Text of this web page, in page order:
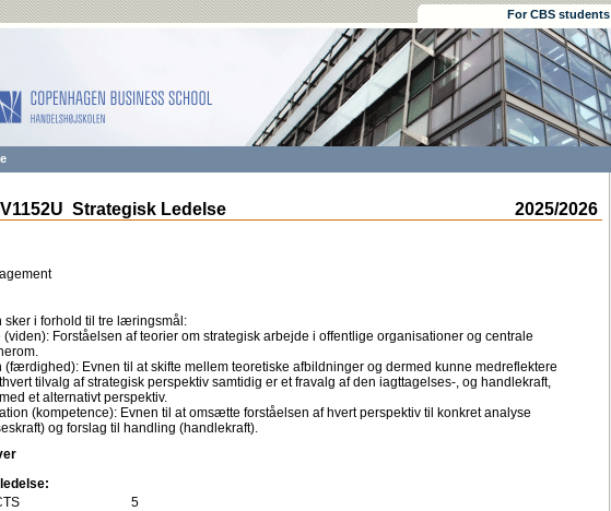
For CBS students
2025/2026
Strategisk Ledelse
sker i forhold til tre læringsmål:
(viden): Forståelsen af teorier om strategisk arbejde i offentlige organisationer og centrale
(færdighed): Evnen til at skifte mellem teoretiske afbildninger og dermed kunne medreflektere
tilvalg af strategisk perspektiv samtidig er et fravalg af den iagttagelses-, og handlekraft,
et alternativt perspektiv.
(kompetence): Evnen til at omsætte forståelsen af hvert perspektiv til konkret analyse
og forslag til handling (handlekraft).
5